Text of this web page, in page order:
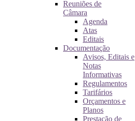
Reuniões de
Câmara
Agenda
Atas
Editais
Documentação
Avisos, Editais e
Notas
Informativas
Regulamentos
Tarifários
Orçamentos e
Planos
Prestação de